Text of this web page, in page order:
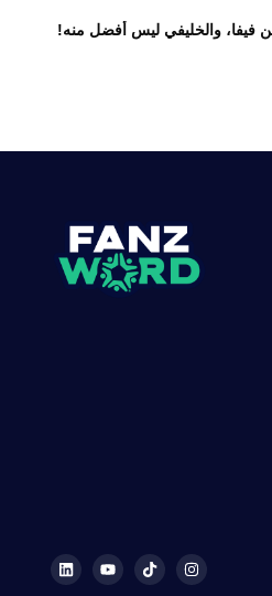
فيفا، والخليفي ليس أفضل منه!